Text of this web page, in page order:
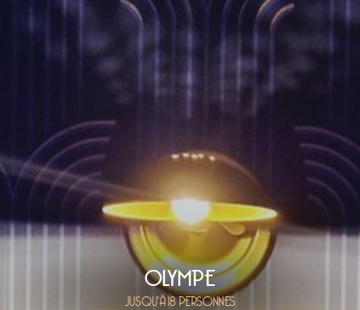
OLYMPE
JUSQU'À 18 PERSONNES